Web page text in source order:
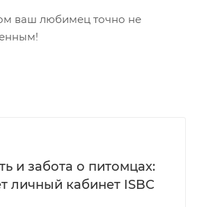
ваш любимец точно не
и забота о питомцах:
личный кабинет ISBC